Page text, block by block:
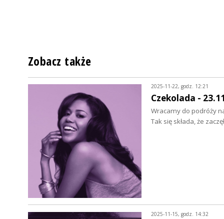
Zobacz także
2025-11-22, godz. 12:21
Czekolada -
Wracamy do podróży
Tak się składa, że
2025-11-15, godz. 14:32